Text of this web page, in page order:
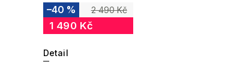
2 490 Kč
–40 %
1 490 Kč
Detail